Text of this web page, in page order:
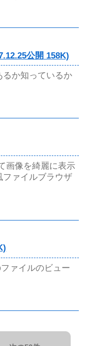
公開 158K)
か知っているか
画像を綺麗に表示
ァイルブラウザ
ァイルのビュー